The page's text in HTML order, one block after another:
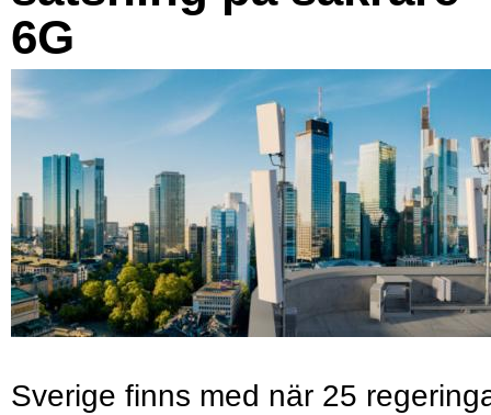
6G
Sverige finns med när 25